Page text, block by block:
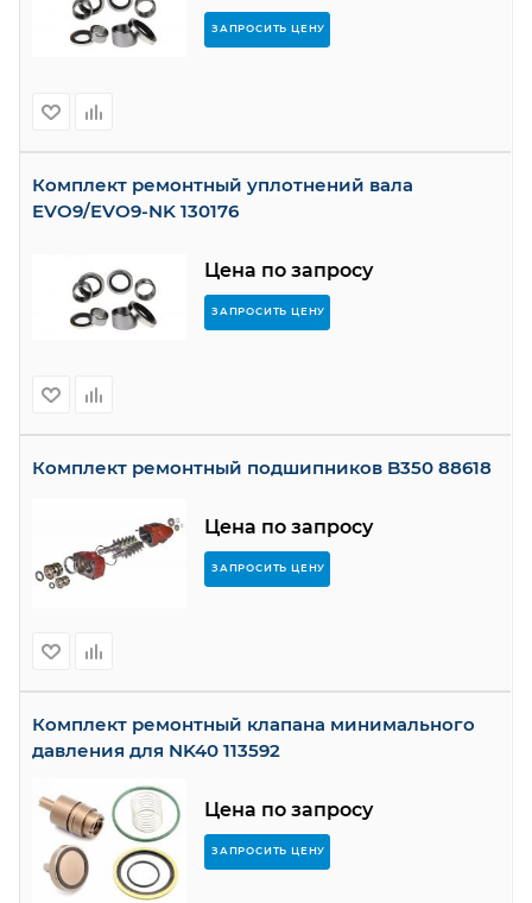
ЗАПРОСИТЬ ЦЕНУ
Комплект ремонтный уплотнений вала
EVO9/EVO9-NK 130176
Цена по запросу
ЗАПРОСИТЬ ЦЕНУ
Комплект ремонтный подшипников B350 88618
Цена по запросу
ЗАПРОСИТЬ ЦЕНУ
Комплект ремонтный клапана минимального
давления для NK40 113592
Цена по запросу
ЗАПРОСИТЬ ЦЕНУ